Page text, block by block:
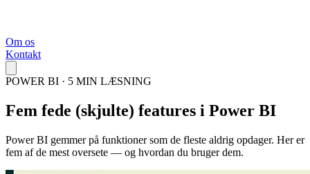
Om os
Kontakt
POWER BI · 5 MIN LÆSNING
Fem fede (skjulte) features i Power BI
Power BI gemmer på funktioner som de fleste aldrig opdager. Her er
fem af de mest oversete — og hvordan du bruger dem.